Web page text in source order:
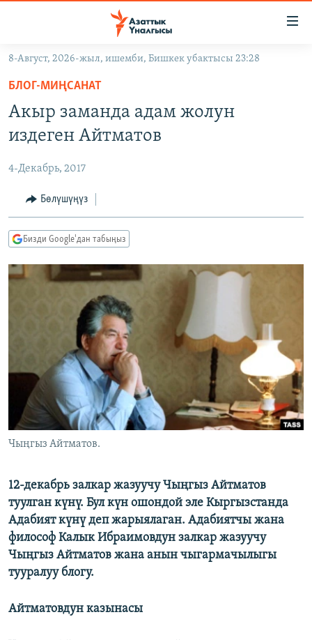
Навигацияга
өтүңүз
Издөөгө
салыңызКЫРГЫЗСТАН
ЭКОНОМИКА
МАДАНИЯТ
ДҮЙНӨ
БОРБОР АЗИЯ
АТАЙЫН ИЛИКТӨӨ
ТВ ПРОГРАММАЛАР
ЭКСПЕРТТЕР ТАЛДАЙТ
БИЗ ЖАНА ДҮЙНӨ
ЭЖЕ-СИҢДИЛЕР
ЫҢГАЙСЫЗ СУРООЛОР
ӨЗГӨЧӨ ПИКИР
Русский
ОНЛАЙН ШЕРИНЕ
ЭЕ/АРнун бардык сайттары
8-Август, 2026-жыл, ишемби, Бишкек убактысы 23:28
БЛОГ-МИҢСАНАТ
Акыр заманда адам жолун
издеген Айтматов
4-Декабрь, 2017
Бөлүшүңүз
Бизди Google'дан табыңыз
Чыңгыз Айтматов.
12-декабрь залкар жазуучу Чыңгыз Айтматов
туулган күнү. Бул күн ошондой эле Кыргызстанда
Адабият күнү деп жарыялаган. Адабиятчы жана
философ Калык Ибраимовдун залкар жазуучу
Чыңгыз Айтматов жана анын чыгармачылыгы
тууралуу блогу.
Айтматовдун казынасы